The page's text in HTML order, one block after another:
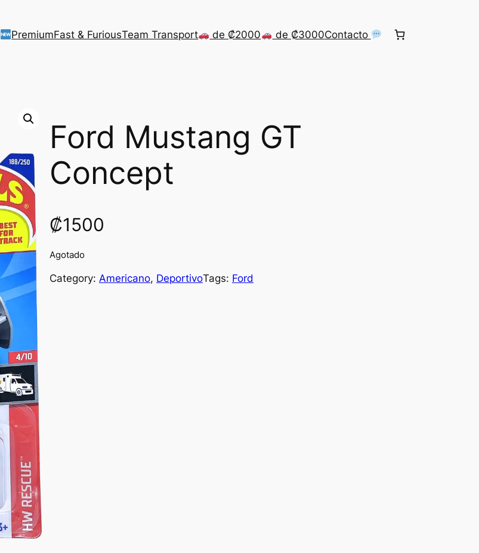
PremiumFast & FuriousTeam Transport de ₡2000 de ₡3000Contacto
Ford Mustang GT
Concept
₡1500
Agotado
Category: Americano, DeportivoTags: Ford